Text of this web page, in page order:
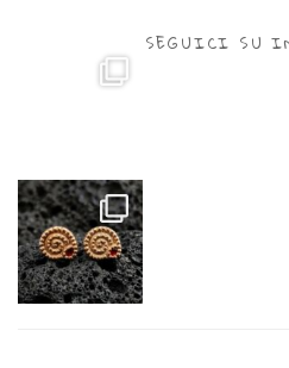
SEGUICI SU